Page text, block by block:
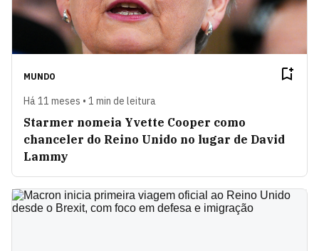
MUNDO
Há 11 meses • 1 min de leitura
Starmer nomeia Yvette Cooper como
chanceler do Reino Unido no lugar de David
Lammy